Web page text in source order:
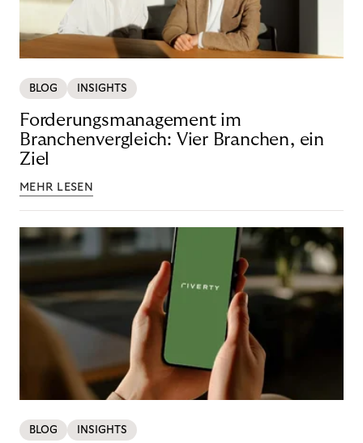
BLOG INSIGHTS
Forderungsmanagement im
Branchenvergleich: Vier Branchen, ein
Ziel
MEHR LESEN
BLOG INSIGHTS